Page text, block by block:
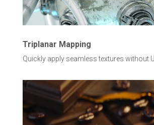
Triplanar Mapping
Quickly apply seamless textures without